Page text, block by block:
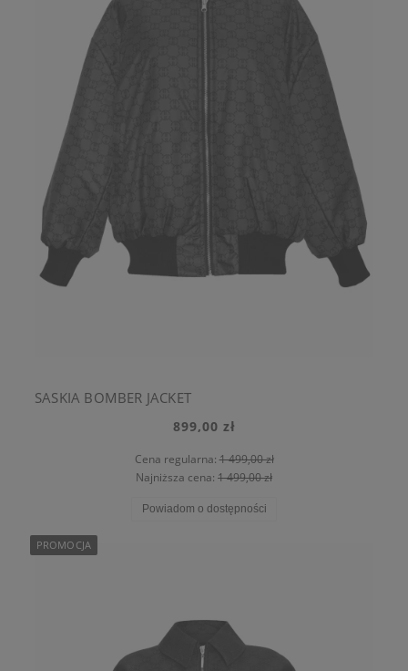
SASKIA BOMBER JACKET
899,00 zł
Cena regularna:1 499,00 zł
Najniższa cena: 1 499,00 zł
Powiadom o dostępności
PROMOCJA